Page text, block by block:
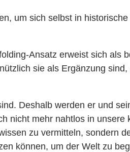
um sich selbst in
Ansatz erweist sich als
sie als Ergänzung
Deshalb werden er und
nicht mehr nahtlos in unsere
zu vermitteln, sondern
können, um der Welt zu